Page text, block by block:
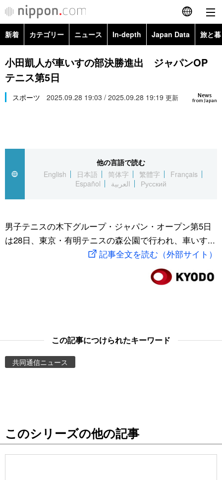
English
简体字
Русский
カテゴリー
経済・ビジネス
国際
文化
トップ
アーカイブ
In-depth
Japan Data
動画/Live
お知らせ
新着 カテゴリー ニュース In-depth Japan Data 旅と
政治・外交
経済・ビジネス
スポーツ・東京2020
Topics
小田凱人が車いすの部決勝進出 ジャパンOP
テニス第5日
News
from Japan
スポーツ 2025.09.28 19:03 / 2025.09.28 19:19 更新
他の言語で読む
English
日本語 简体字 繁體字
Français
Español
العربية Русский
男子テニスの木下グループ・ジャパン・オープン第5日
は28日、東京・有明テニスの森公園で行われ、車いす...
記事全文を読む（外部サイト）
この記事につけられたキーワード
共同通信ニュース
このシリーズの他の記事